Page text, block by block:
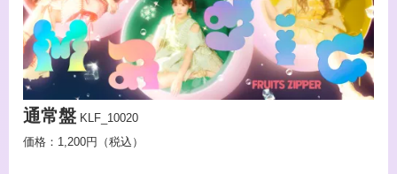
通常盤 KLF_10020
価格：1,200円（税込）